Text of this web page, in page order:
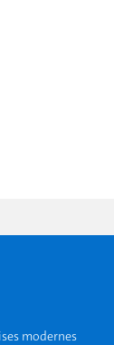
modernes